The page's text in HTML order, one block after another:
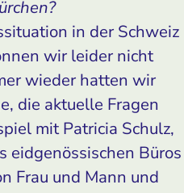
in der Schweiz
wir leider nicht
wieder hatten wir
die aktuelle Fragen
mit Patricia Schulz,
eidgenössischen Büros
Frau und Mann und